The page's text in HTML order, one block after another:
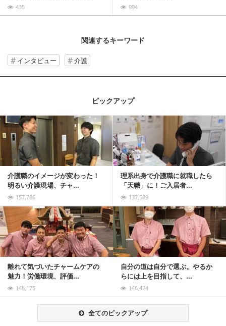
435 994
関連するキーワード
インタビュー 介護
ピックアップ
介護職のイメージが変わった！
明るい介護現場、チャ...
157,786
理系出身で介護職に就職したら
「天職」に！ご入居者...
137,589
記事を読む
離れて気づいたチャームケアの
魅力！労働環境、評価...
148,175
自分の道は自分で選ぶ。やるか
らには上を目指して、...
146,424
記事を読む
全てのピックアップ